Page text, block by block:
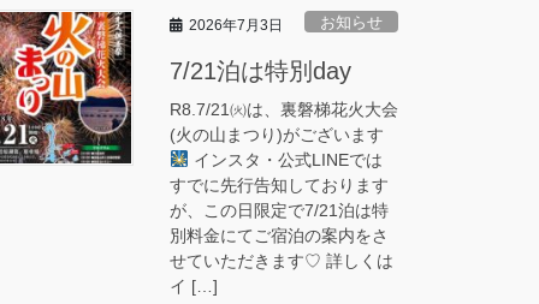
2026年7月3日 お知らせ
7/21泊は特別day
R8.7/21㈫は、裏磐梯花火大会
(火の山まつり)がございます
インスタ・公式LINEでは
すでに先行告知しております
が、この日限定で7/21泊は特
別料金にてご宿泊の案内をさ
せていただきます♡ 詳しくは
イ […]